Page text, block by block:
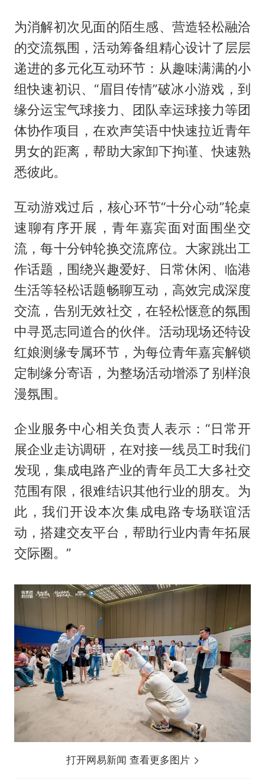
为消解初次见面的陌生感、营造轻松融洽
的交流氛围，活动筹备组精心设计了层层
递进的多元化互动环节：从趣味满满的小
组快速初识、“眉目传情”破冰小游戏，到
缘分运宝气球接力、团队幸运球接力等团
体协作项目，在欢声笑语中快速拉近青年
男女的距离，帮助大家卸下拘谨、快速熟
悉彼此。
互动游戏过后，核心环节“十分心动”轮桌
速聊有序开展，青年嘉宾面对面围坐交
流，每十分钟轮换交流席位。大家跳出工
作话题，围绕兴趣爱好、日常休闲、临港
生活等轻松话题畅聊互动，高效完成深度
交流，告别无效社交，在轻松惬意的氛围
中寻觅志同道合的伙伴。活动现场还特设
红娘测缘专属环节，为每位青年嘉宾解锁
定制缘分寄语，为整场活动增添了别样浪
漫氛围。
企业服务中心相关负责人表示：“日常开
展企业走访调研，在对接一线员工时我们
发现，集成电路产业的青年员工大多社交
范围有限，很难结识其他行业的朋友。为
此，我们开设本次集成电路专场联谊活
动，搭建交友平台，帮助行业内青年拓展
交际圈。”
打开网易新闻 查看更多图片